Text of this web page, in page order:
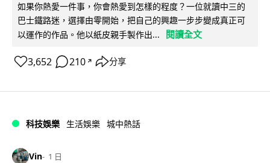
如果你熱愛一件事，你會熱愛到怎樣的程度？一位就讀中三的
巴士鐵路迷，選擇由零開始，把自己的興趣一步步變成真正可
以運作的作品。他以紙皮親手製作出...
閱讀全文
3,652 210 ↗ 分享
科技娛樂 生活娛樂 城中熱話
Vin 1 日